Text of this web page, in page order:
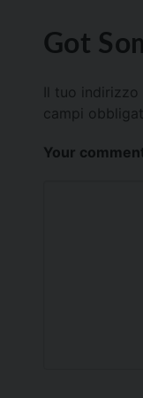
Got
Il tuo
campi
Your